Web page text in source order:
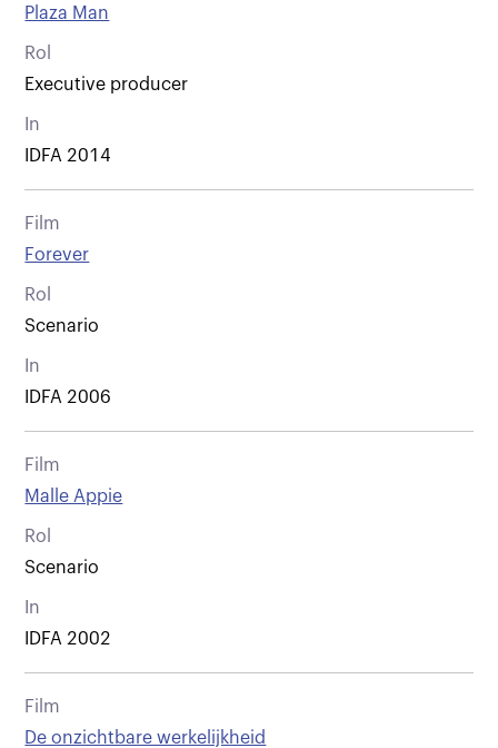
Plaza Man
Rol
Executive producer
In
IDFA 2014
Film
Forever
Rol
Scenario
In
IDFA 2006
Film
Malle Appie
Rol
Scenario
In
IDFA 2002
Film
De onzichtbare werkelijkheid